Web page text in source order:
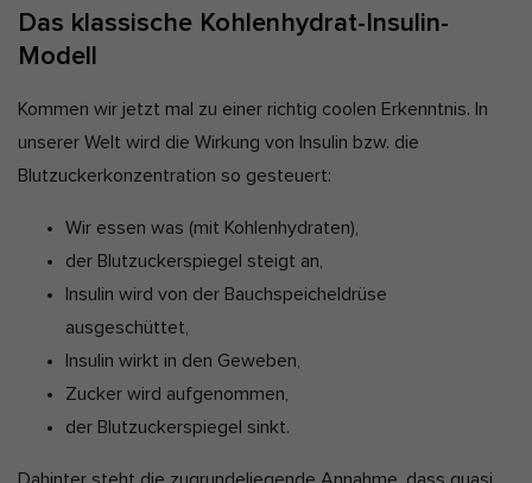
Das klassische Kohlenhydrat-Insulin-
Modell
Kommen wir jetzt mal zu einer richtig coolen Erkenntnis. In
unserer Welt wird die Wirkung von Insulin bzw. die
Blutzuckerkonzentration so gesteuert:
Wir essen was (mit Kohlenhydraten),
der Blutzuckerspiegel steigt an,
Insulin wird von der Bauchspeicheldrüse
ausgeschüttet,
Insulin wirkt in den Geweben,
Zucker wird aufgenommen,
der Blutzuckerspiegel sinkt.